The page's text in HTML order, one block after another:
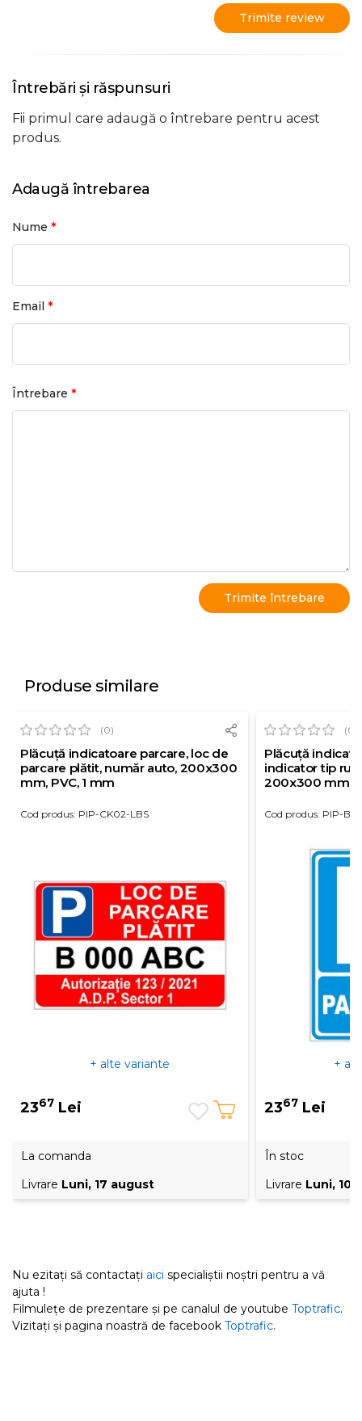
Trimite review
Întrebări și răspunsuri
Fii primul care adaugă o întrebare pentru acest
produs.
Adaugă întrebarea
Nume *
Email *
Întrebare *
Produse similare
(0)
Plăcuță indicatoare parcare, loc de
parcare plătit, număr auto, 200x300
mm, PVC, 1 mm
Cod produs: PIP-CK02-LBS
+ alte variante
2367 Lei
La comanda
Livrare Luni, 17 august
(0)
Plăcuță
indicator tip
200x300 mm,
Cod produs: PIP-
+
2367 Lei
În stoc
Livrare Luni, 10
Nu ezitați să contactați aici specialiștii noștri pentru a vă
ajuta !
Filmulețe de prezentare și pe canalul de youtube Toptrafic.
Vizitați și pagina noastră de facebook Toptrafic.